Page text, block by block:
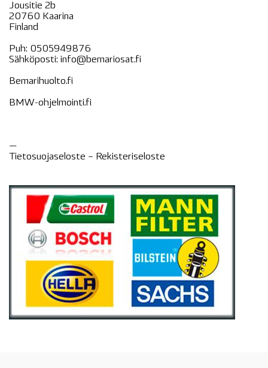
Jousitie 2b
20760 Kaarina
Finland
Puh: 0505949876
Sähköposti: info@bemariosat.fi
Bemarihuolto.fi
BMW-ohjelmointi.fi
—
Tietosuojaseloste – Rekisteriseloste